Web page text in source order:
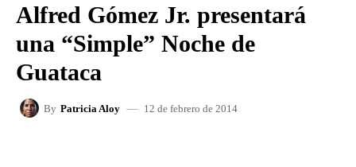
Alfred Gómez Jr. presentará
una “Simple” Noche de
Guataca
By Patricia Aloy 12 de febrero de 2014